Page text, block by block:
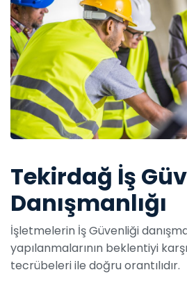
Tekirdağ İş
Danışmanlığı
İşletmelerin İş Güvenliği
yapılanmalarının beklentiyi
tecrübeleri ile